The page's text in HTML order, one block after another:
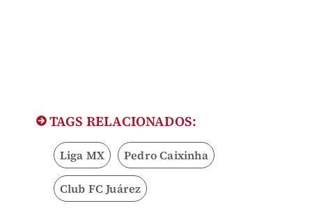
TAGS RELACIONADOS:
Liga MX Pedro Caixinha
Club FC Juárez